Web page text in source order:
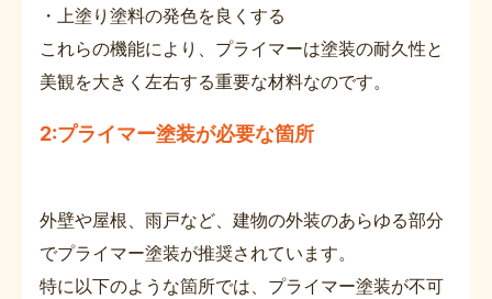
・上塗り塗料の発色を良くする
これらの機能により、プライマーは塗装の耐久性と
美観を大きく左右する重要な材料なのです。
2:プライマー塗装が必要な箇所
外壁や屋根、雨戸など、建物の外装のあらゆる部分
でプライマー塗装が推奨されています。
特に以下のような箇所では、プライマー塗装が不可